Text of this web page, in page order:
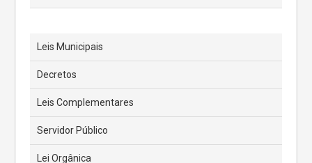
Leis Municipais
Decretos
Leis Complementares
Servidor Público
Lei Orgânica